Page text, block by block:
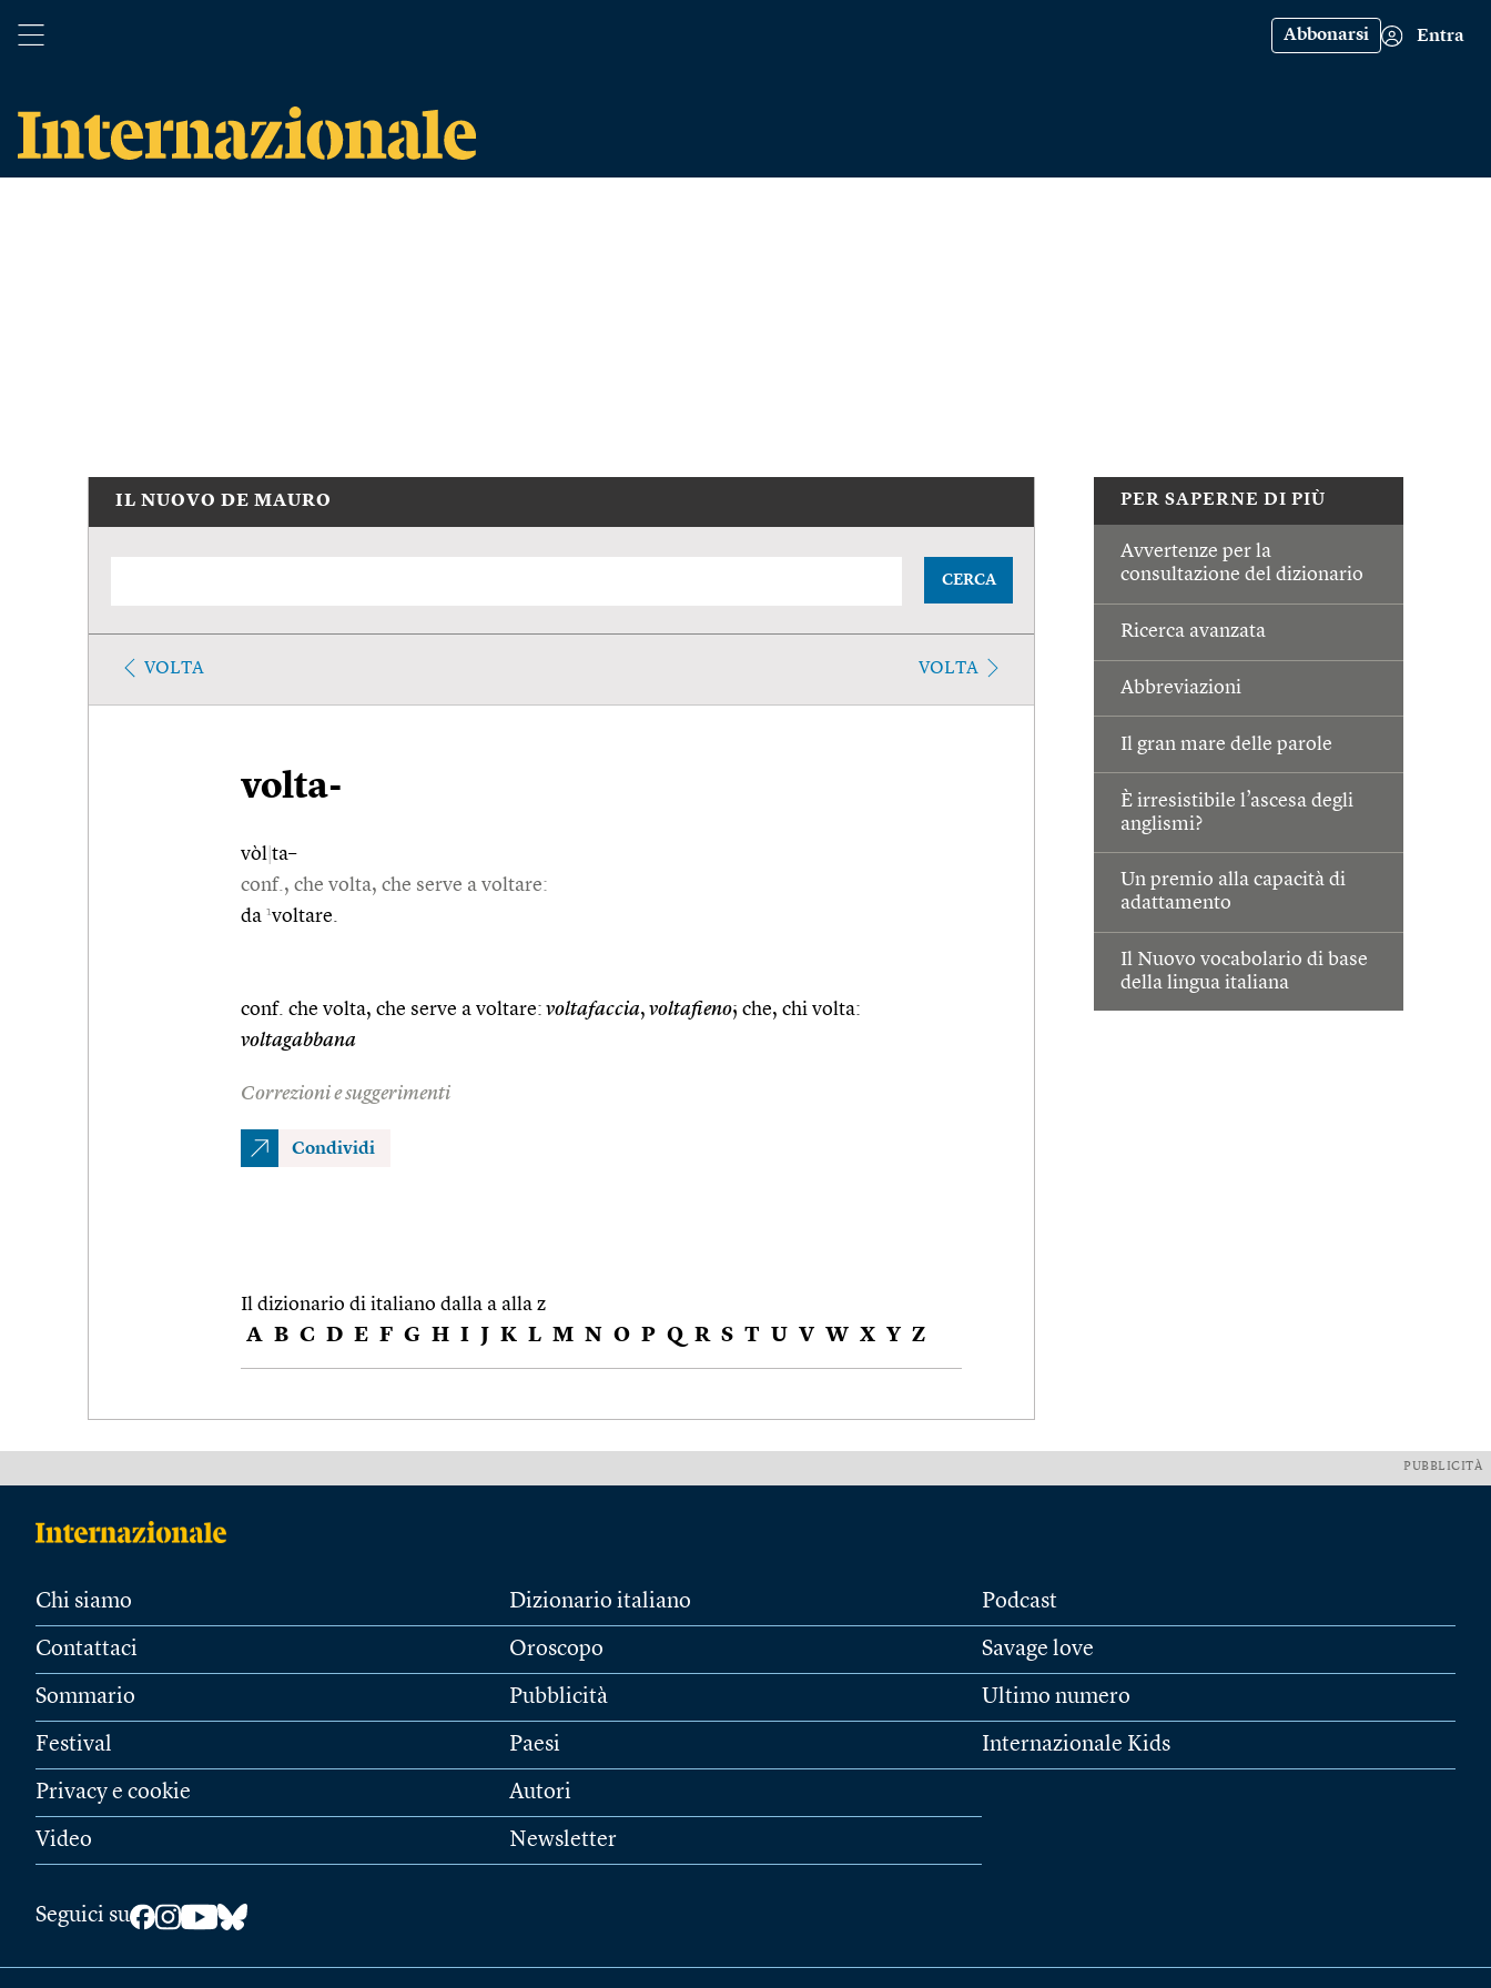
Abbonarsi Entra
PER SAPERNE DI PIÙ
Avvertenze per la
consultazione del dizionario
Ricerca avanzata
Abbreviazioni
Il gran mare delle parole
È irresistibile l’ascesa degli
anglismi?
Un premio alla capacità di
adattamento
Il Nuovo vocabolario di base
della lingua italiana
IL NUOVO DE MAURO
CERCA
VOLTA VOLTA
volta-
vòl ta–
conf., che volta, che serve a voltare:
da 1voltare.
conf. che volta, che serve a voltare: voltafaccia, voltafieno; che, chi volta:
voltagabbana
Correzioni e suggerimenti
Condividi
Il dizionario di italiano dalla a alla z
A B C D E F G H I J K L M N O P Q R S T U V W X Y Z
PUBBLICITÀ
Chi siamo
Contattaci
Sommario
Festival
Privacy e cookie
Video
Dizionario italiano
Oroscopo
Pubblicità
Paesi
Autori
Newsletter
Podcast
Savage love
Ultimo numero
Internazionale Kids
Seguici su